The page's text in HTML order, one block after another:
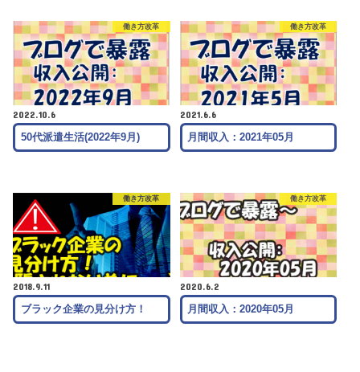
働き方改革
2022.10.6
50代派遣生活(2022年9月)
働き方改革
2021.6.6
月間収入：2021年05月
働き方改革
2018.9.11
ブラック企業の見分け方！
働き方改革
2020.6.2
月間収入：2020年05月